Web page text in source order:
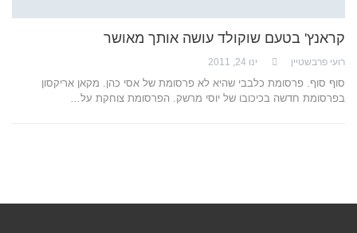
קראנץ' בטעם שוקולד עושה אותך מאושר
רועי פרבשטיין ינו 24, 2011
סוף סוף. פרסומת כלבבי שהיא לא פרסומת של אסי כהן. מקאן אריקסון
בפרסומת חדשה בכיכובו של יוסי מרשק. הפרסומת צוחקת על…